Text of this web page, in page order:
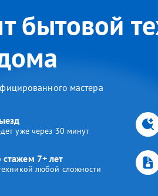
бытовой
мастера
уже через 30 минут
стажем 7+ лет
любой сложности